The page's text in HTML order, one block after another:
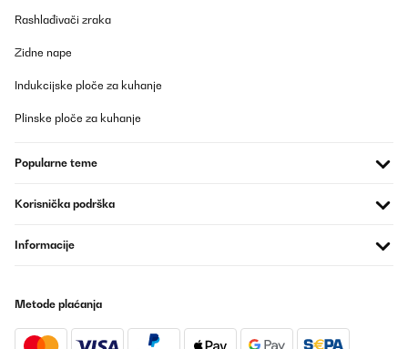
Rashlađivači zraka
Zidne nape
Indukcijske ploče za kuhanje
Plinske ploče za kuhanje
Popularne teme
Korisnička podrška
Informacije
Metode plaćanja